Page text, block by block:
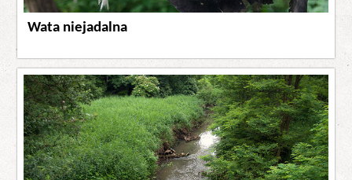
Wata niejadalna